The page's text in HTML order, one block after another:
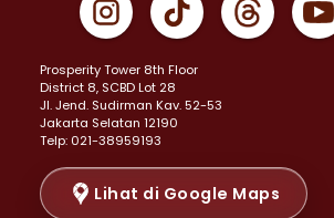
Properti Dijual di Johar Baru >
Properti Dijual di Menteng >
Properti Dijual di Senen >
Properti Dijual di Tanah Abang >
Properti Dijual di Cikini >
Properti Dijual di Kramat >
Properti Dijual di Pasar Baru >
Prosperity Tower 8th Floor
District 8, SCBD Lot 28
JI. Jend. Sudirman Kav. 52-53
Jakarta Selatan 12190
Telp: 021-38959193
Lihat di Google Maps